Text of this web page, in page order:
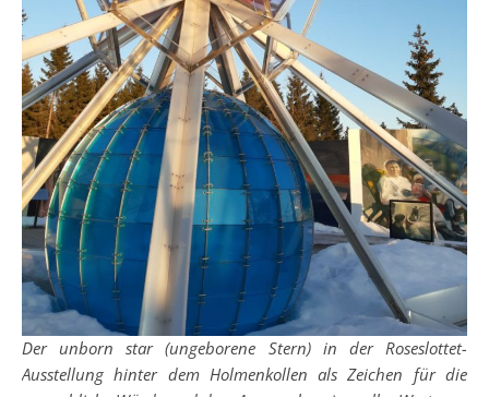
Der unborn star (ungeborene Stern) in der Roseslottet-
Ausstellung hinter dem Holmenkollen als Zeichen für die